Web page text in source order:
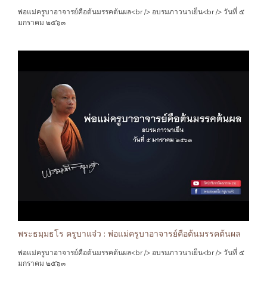
พ่อแม่ครูบาอาจารย์คือต้นมรรคต้นผล<br /> อบรมภาวนาเย็น<br /> วันที่ ๕
มกราคม ๒๕๖๓
พระธมฺมธโร ครูบาแจ๋ว : พ่อแม่ครูบาอาจารย์คือต้นมรรคต้นผล
พ่อแม่ครูบาอาจารย์คือต้นมรรคต้นผล<br /> อบรมภาวนาเย็น<br /> วันที่ ๕
มกราคม ๒๕๖๓